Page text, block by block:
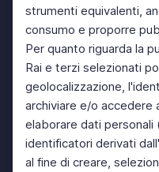
strumenti equivalenti,
consumo e proporre
Per quanto riguarda la
Rai e terzi selezionati
geolocalizzazione,
archiviare e/o accedere
elaborare dati personali
identificatori derivati
al fine di creare,